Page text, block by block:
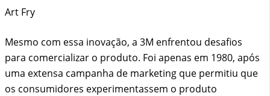
Art Fry
Mesmo com essa inovação, a 3M enfrentou desafios
para comercializar o produto. Foi apenas em 1980, após
uma extensa campanha de marketing que permitiu que
os consumidores experimentassem o produto